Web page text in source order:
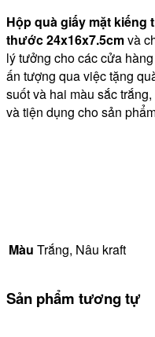
Hộp quà giấy mặt kiếng
thước 24x16x7.5cmvà
lý tưởng cho các cửa
ấn tượng qua việc tặng
suốt và hai màu sắc
và tiện dụng cho sản
Màu Trắng, Nâu kraft
Sản phẩm tương tự